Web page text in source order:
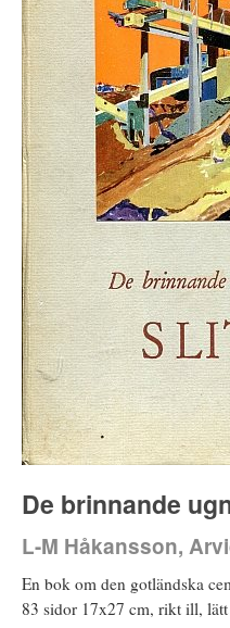
De brinnande
L-M Håkansson,
En bok om den gotländska
83 sidor 17x27 cm, rikt ill, lätt